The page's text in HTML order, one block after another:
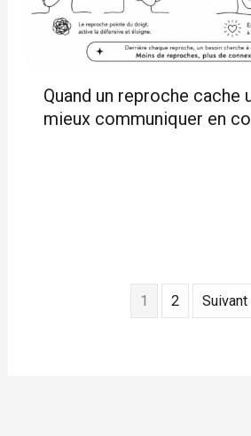
Quand un reproche cache
mieux communiquer en
1 2 Suivant